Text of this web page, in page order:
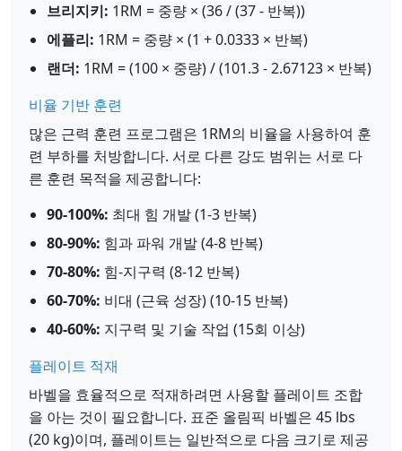
브리지키: 1RM = 중량 × (36 / (37 - 반복))
에플리: 1RM = 중량 × (1 + 0.0333 × 반복)
랜더: 1RM = (100 × 중량) / (101.3 - 2.67123 × 반복)
비율 기반 훈련
많은 근력 훈련 프로그램은 1RM의 비율을 사용하여 훈
련 부하를 처방합니다. 서로 다른 강도 범위는 서로 다
른 훈련 목적을 제공합니다:
90-100%: 최대 힘 개발 (1-3 반복)
80-90%: 힘과 파워 개발 (4-8 반복)
70-80%: 힘-지구력 (8-12 반복)
60-70%: 비대 (근육 성장) (10-15 반복)
40-60%: 지구력 및 기술 작업 (15회 이상)
플레이트 적재
바벨을 효율적으로 적재하려면 사용할 플레이트 조합
을 아는 것이 필요합니다. 표준 올림픽 바벨은 45 lbs
(20 kg)이며, 플레이트는 일반적으로 다음 크기로 제공